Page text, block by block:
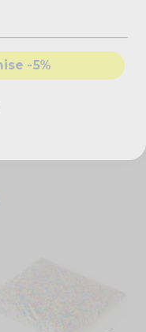
de 5,5 cm pour une
tous vos invités.
-5%